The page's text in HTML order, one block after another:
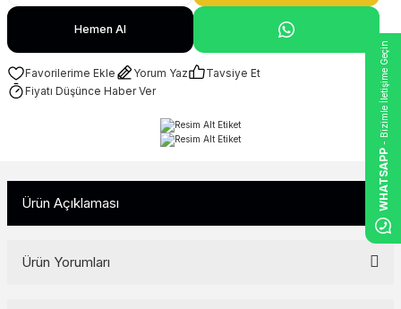
Hemen Al
Yorum Yaz
Tavsiye Et
Fiyatı Düşünce Haber Ver
Ürün Açıklaması
Ürün Yorumları
WHATSAPP
- Bizimle İletişime Geçin